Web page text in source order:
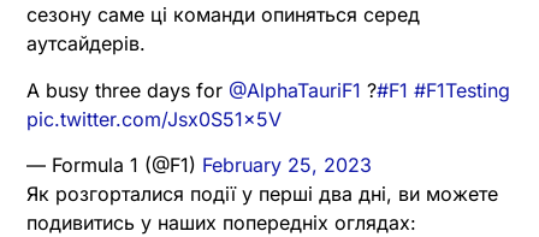
сезону саме ці команди опиняться серед
аутсайдерів.
A busy three days for @AlphaTauriF1 ?#F1 #F1Testing
pic.twitter.com/Jsx0S51x5V
— Formula 1 (@F1) February 25, 2023
Як розгорталися події у перші два дні, ви можете
подивитись у наших попередніх оглядах: